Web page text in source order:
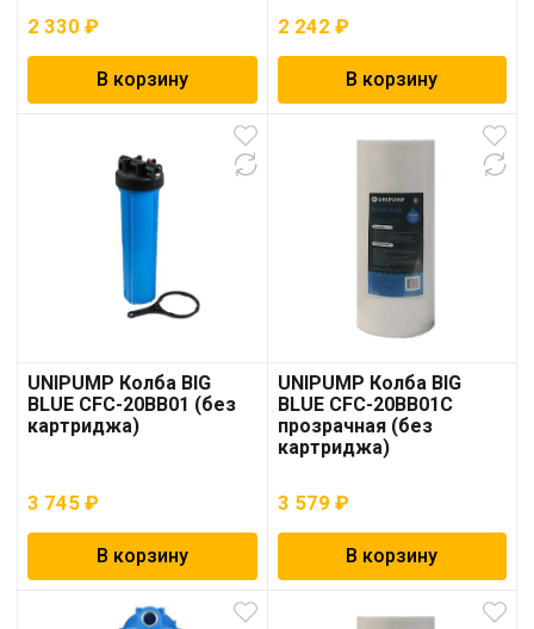
2 330 ₽
В корзину
2 242 ₽
В корзину
UNIPUMP Колба BIG
BLUE CFC-20BB01 (без
картриджа)
3 745 ₽
В корзину
UNIPUMP Колба BIG
BLUE CFC-20BB01C
прозрачная (без
картриджа)
3 579 ₽
В корзину